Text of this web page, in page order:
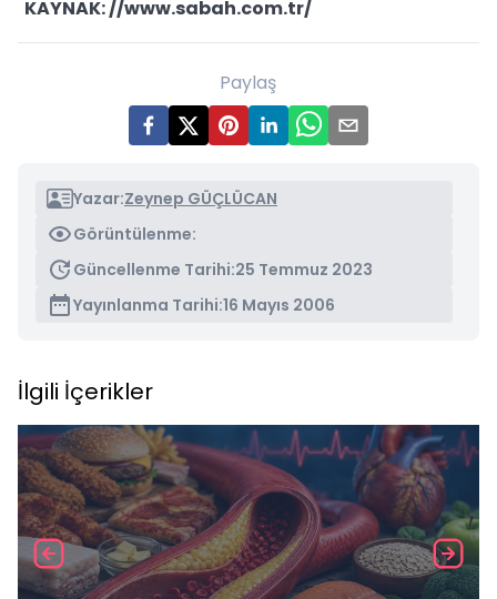
KAYNAK: //www.sabah.com.tr/
Paylaş
Yazar:Zeynep GÜÇLÜCAN
Görüntülenme:
Güncellenme Tarihi:25 Temmuz 2023
Yayınlanma Tarihi:16 Mayıs 2006
İlgili İçerikler